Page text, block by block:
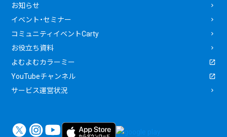
お知らせ
イベント・セミナー
コミュニティイベントCarty
お役立ち資料
よむよむカラーミー
YouTubeチャンネル
サービス運営状況